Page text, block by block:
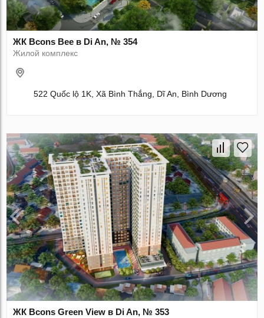
ЖК Bcons Bee в Di An, № 354
Жилой комплекс
522 Quốc lộ 1K, Xã Bình Thắng, Dĩ An, Bình Dương
ЖК Bcons Green View в Di An, № 353